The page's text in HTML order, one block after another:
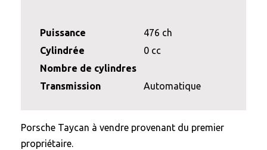
Puissance
476 ch
Cylindrée
0 cc
Nombre de cylindres
Transmission
Automatique
Porsche Taycan à vendre provenant du premier
propriétaire.